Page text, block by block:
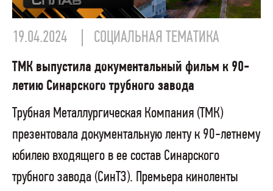
19.04.2024 СОЦИАЛЬНАЯ ТЕМАТИКА
ТМК выпустила документальный фильм к 90-
летию Синарского трубного завода
Трубная Металлургическая Компания (ТМК)
презентовала документальную ленту к 90-летнему
юбилею входящего в ее состав Синарского
трубного завода (СинТЗ). Премьера киноленты